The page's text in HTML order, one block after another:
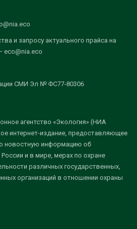
и запросу актуального прайса на
eco@nia.eco
СМИ Эл № ФС77-80306
агентство «Экология» (НИА
интернет-издание, предоставляющее
новостную информацию об
и в мире, мерах по охране
различных государственных,
организаций в отношении охраны